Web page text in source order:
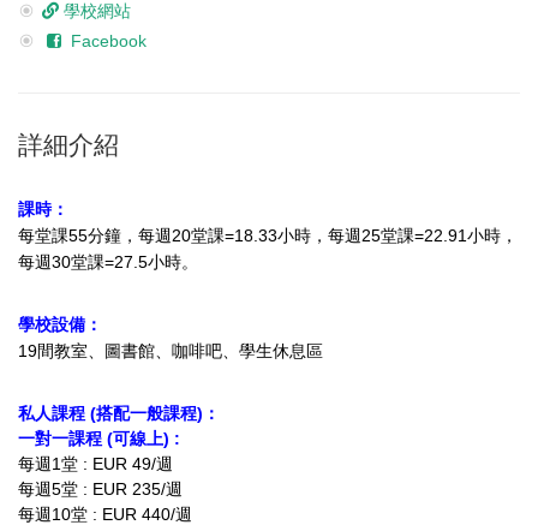
學校網站
Facebook
詳細介紹
課時：
每堂課55分鐘，每週20堂課=18.33小時 ，每週25堂課=22.91小時，
每週30堂課=27.5小時。
學校設備：
19間教室、圖書館、咖啡吧、學生休息區
私人課程 (搭配一般課程)：
一對一課程 (可線上) :
每週1堂 : EUR 49/週
每週5堂 : EUR 235/週
每週10堂 : EUR 440/週